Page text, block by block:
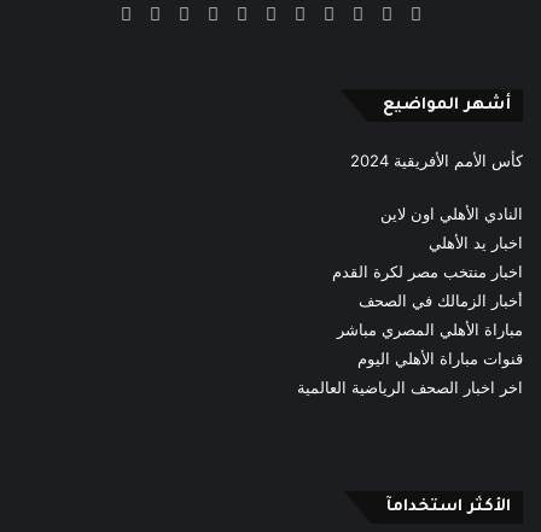
فيسبوك
‫X بينتيريست
‫YouTube انستقرام‫TikTokملخصGoogle
أشهر المواضيع
كأس الأمم الأفريقية 2024
النادي الأهلي اون لاين
اخبار يد الأهلي
اخبار منتخب مصر لكرة القدم
أخبار الزمالك في الصحف
مباراة الأهلي المصري مباشر
قنوات مباراة الأهلي اليوم
اخر اخبار الصحف الرياضية العالمية
الأكثر استخدامآ